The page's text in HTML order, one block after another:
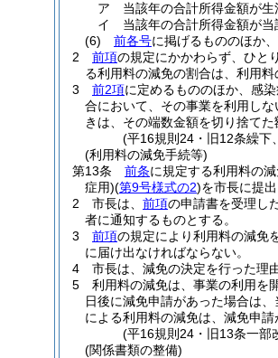
ア
当該年の合計所得金額が
イ
当該年の合計所得金額が
(6)
前各号に掲げるもののほか
2
前項の規定にかかわらず、ひと
る利用料の減免の割合は、利用料
3
前2項に定めるもののほか、感染
合において、その事業を利用し
きは、その端数金額を切り捨てた
(平16規則24・旧12条繰下
(利用料の減免手続等)
第13条
前条に規定する利用料の
症用)(第9号様式の2)を市長に提
2
市長は、 前項の申請書を受理し
者に通知するものとする。
3
前項の規定により利用料の減免
に届け出なければならない。
4
市長は、減免の決定を行った理
5
利用料の減免は、事業の利用を
日後に減免申請があった場合は
による利用料の減免は、減免申
(平16規則24・旧13条一部
(関係書類の整備)